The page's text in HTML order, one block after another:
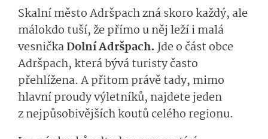
Skalní město Adršpach zná skoro každý, ale
málokdo tuší, že přímo u něj leží i malá
vesničkaDolní Adršpach.Jde o část obce
Adršpach, která bývá turisty často
přehlížena. A přitom právě tady, mimo
hlavní proudy výletníků, najdete jeden
z nejpůsobivějších koutů celého regionu.